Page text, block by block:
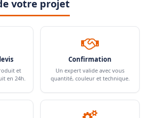
votre projet
et
en 24h.
Confirmation
Un expert valide avec vous
quantité, couleur et technique.